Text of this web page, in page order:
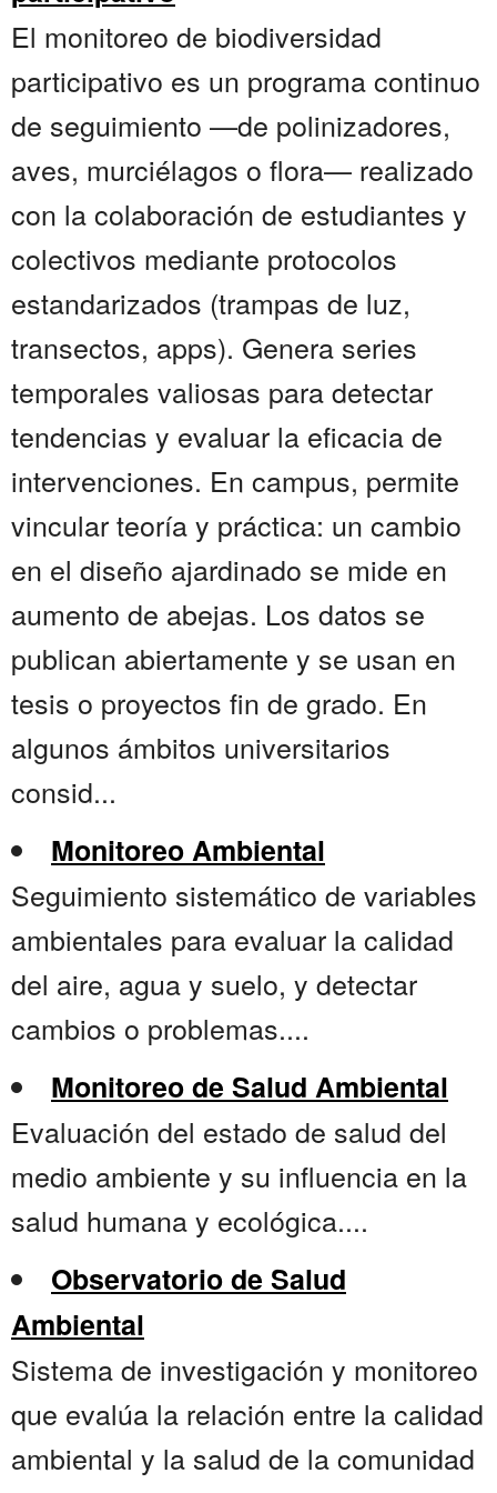
El monitoreo de biodiversidad
participativo es un programa continuo
de seguimiento —de polinizadores,
aves, murciélagos o flora— realizado
con la colaboración de estudiantes y
colectivos mediante protocolos
estandarizados (trampas de luz,
transectos, apps). Genera series
temporales valiosas para detectar
tendencias y evaluar la eficacia de
intervenciones. En campus, permite
vincular teoría y práctica: un cambio
en el diseño ajardinado se mide en
aumento de abejas. Los datos se
publican abiertamente y se usan en
tesis o proyectos fin de grado. En
algunos ámbitos universitarios
consid...
Monitoreo Ambiental
Seguimiento sistemático de variables
ambientales para evaluar la calidad
del aire, agua y suelo, y detectar
cambios o problemas....
Monitoreo de Salud Ambiental
Evaluación del estado de salud del
medio ambiente y su influencia en la
salud humana y ecológica....
Observatorio de Salud
Ambiental
Sistema de investigación y monitoreo
que evalúa la relación entre la calidad
ambiental y la salud de la comunidad